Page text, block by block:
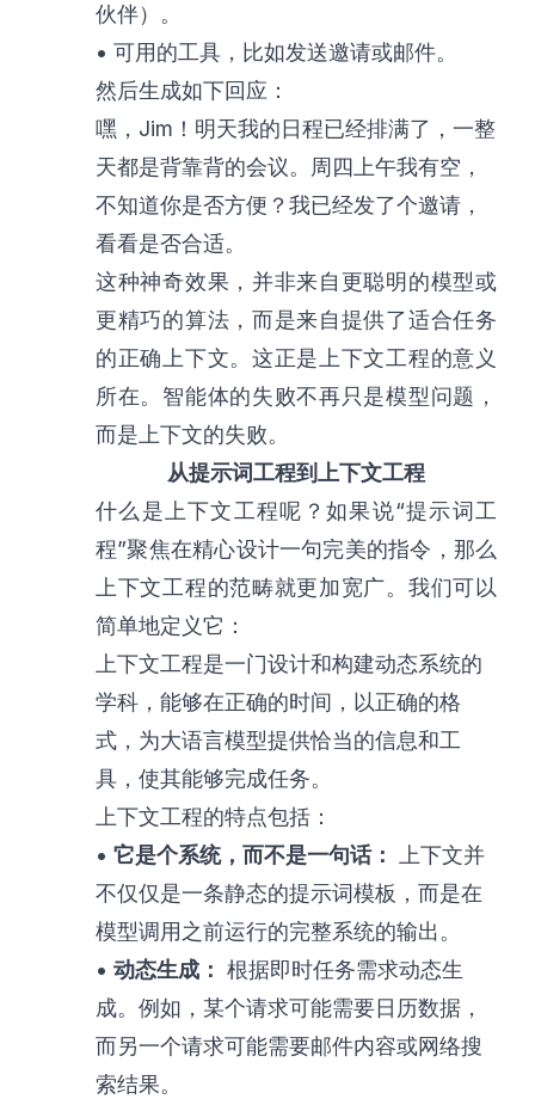
伙伴）。
• 可用的工具，比如发送邀请或邮件。
然后生成如下回应：
嘿，Jim！明天我的日程已经排满了，一整
天都是背靠背的会议。周四上午我有空，
不知道你是否方便？我已经发了个邀请，
看看是否合适。
这种神奇效果，并非来自更聪明的模型或
更精巧的算法，而是来自提供了适合任务
的正确上下文。这正是上下文工程的意义
所在。智能体的失败不再只是模型问题，
而是上下文的失败。
从提示词工程到上下文工程
什么是上下文工程呢？如果说“提示词工
程”聚焦在精心设计一句完美的指令，那么
上下文工程的范畴就更加宽广。我们可以
简单地定义它：
上下文工程是一门设计和构建动态系统的
学科，能够在正确的时间，以正确的格
式，为大语言模型提供恰当的信息和工
具，使其能够完成任务。
上下文工程的特点包括：
• 它是个系统，而不是一句话： 上下文并
不仅仅是一条静态的提示词模板，而是在
模型调用之前运行的完整系统的输出。
• 动态生成： 根据即时任务需求动态生
成。例如，某个请求可能需要日历数据，
而另一个请求可能需要邮件内容或网络搜
索结果。